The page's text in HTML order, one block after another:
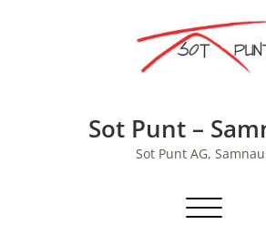
Sot Punt –
Sot Punt AG,
Schalte